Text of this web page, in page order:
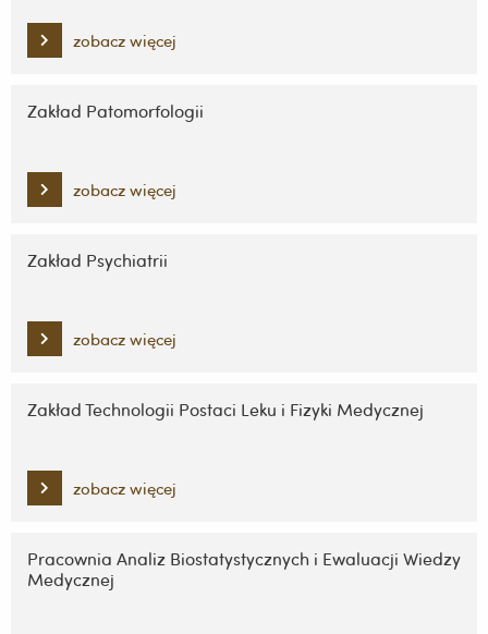
zobacz więcej
Zakład Patomorfologii
zobacz więcej
Zakład Psychiatrii
zobacz więcej
Zakład Technologii Postaci Leku i Fizyki Medycznej
zobacz więcej
Pracownia Analiz Biostatystycznych i Ewaluacji Wiedzy
Medycznej